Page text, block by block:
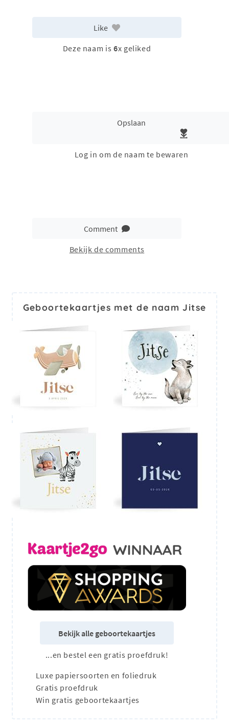
Like
Deze naam is 6x geliked
Opslaan
Log in om de naam te bewaren
Comment
Bekijk de comments
Geboortekaartjes met de naam Jitse
Bekijk alle geboortekaartjes
...en bestel een gratis proefdruk!
Luxe papiersoorten en foliedruk
Gratis proefdruk
Win gratis geboortekaartjes